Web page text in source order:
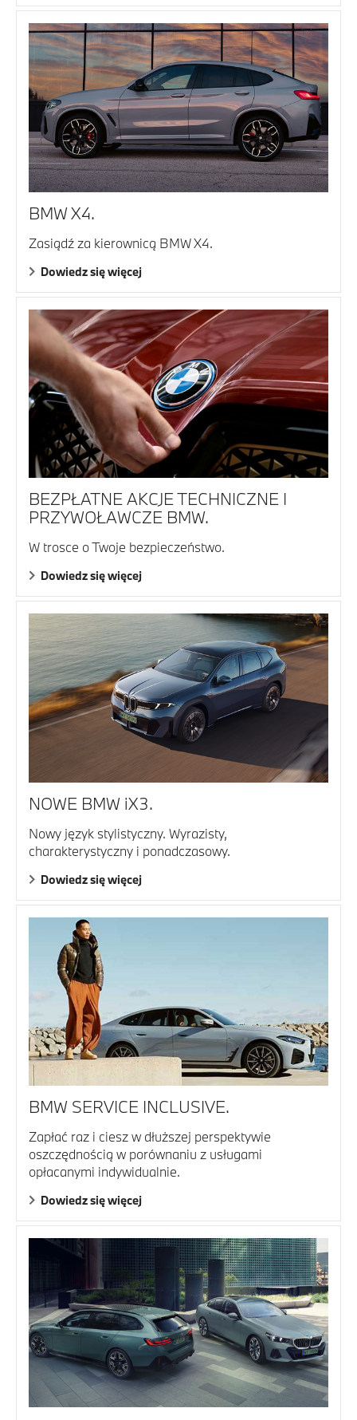
BMW X4.
Zasiądź za kierownicą BMW X4.
Dowiedz się więcej
BEZPŁATNE AKCJE TECHNICZNE I
PRZYWOŁAWCZE BMW.
W trosce o Twoje bezpieczeństwo.
Dowiedz się więcej
NOWE BMW iX3.
Nowy język stylistyczny. Wyrazisty,
charakterystyczny i ponadczasowy.
Dowiedz się więcej
BMW SERVICE INCLUSIVE.
Zapłać raz i ciesz w dłuższej perspektywie
oszczędnością w porównaniu z usługami
opłacanymi indywidualnie.
Dowiedz się więcej